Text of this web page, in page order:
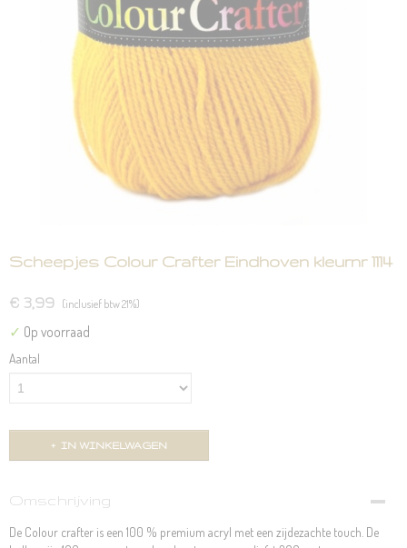
Scheepjes Colour Crafter Eindhoven kleurnr 1114
€ 3,99 (inclusief btw 21%)
✓ Op voorraad
Aantal
IN WINKELWAGEN
Omschrijving
De Colour crafter is een 100 % premium acryl met een zijdezachte touch. De